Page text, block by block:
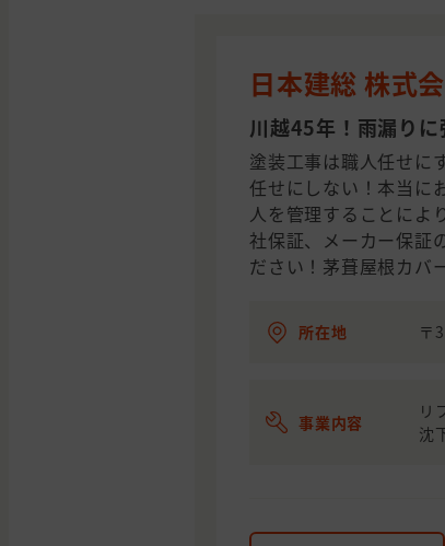
日本建総 株式
川越45年！雨漏り
塗装工事は職人任せに
任せにしない！本当に
人を管理することによ
社保証、メーカー保証
ださい！茅葺屋根カバ
所在地 〒
事業内容
リ
沈